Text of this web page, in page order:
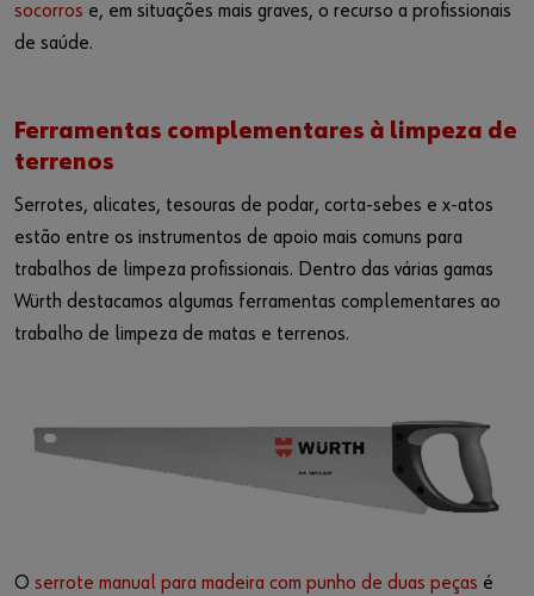
socorros e, em situações mais graves, o recurso a profissionais
de saúde.
Ferramentas complementares à limpeza de
terrenos
Serrotes, alicates, tesouras de podar, corta-sebes e x-atos
estão entre os instrumentos de apoio mais comuns para
trabalhos de limpeza profissionais. Dentro das várias gamas
Würth destacamos algumas ferramentas complementares ao
trabalho de limpeza de matas e terrenos.
O serrote manual para madeira com punho de duas peças é